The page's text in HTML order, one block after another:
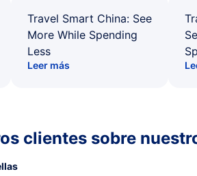
Travel Smart China: See
More While Spending
Less
Leer más
clientes sobre